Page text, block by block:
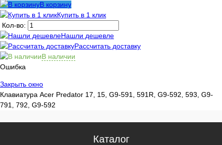
В корзину
Купить в 1 клик
Кол-во:
Нашли дешевле
Рассчитать доставку
В наличии
Ошибка
Закрыть окно
Клавиатура Acer Predator 17, 15, G9-591, 591R, G9-592, 593, G9-
791, 792, G9-592
Каталог